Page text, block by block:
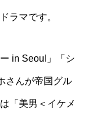
ラマです。
in Seoul」「シ
さんが帝国グル
「美男＜イケメ